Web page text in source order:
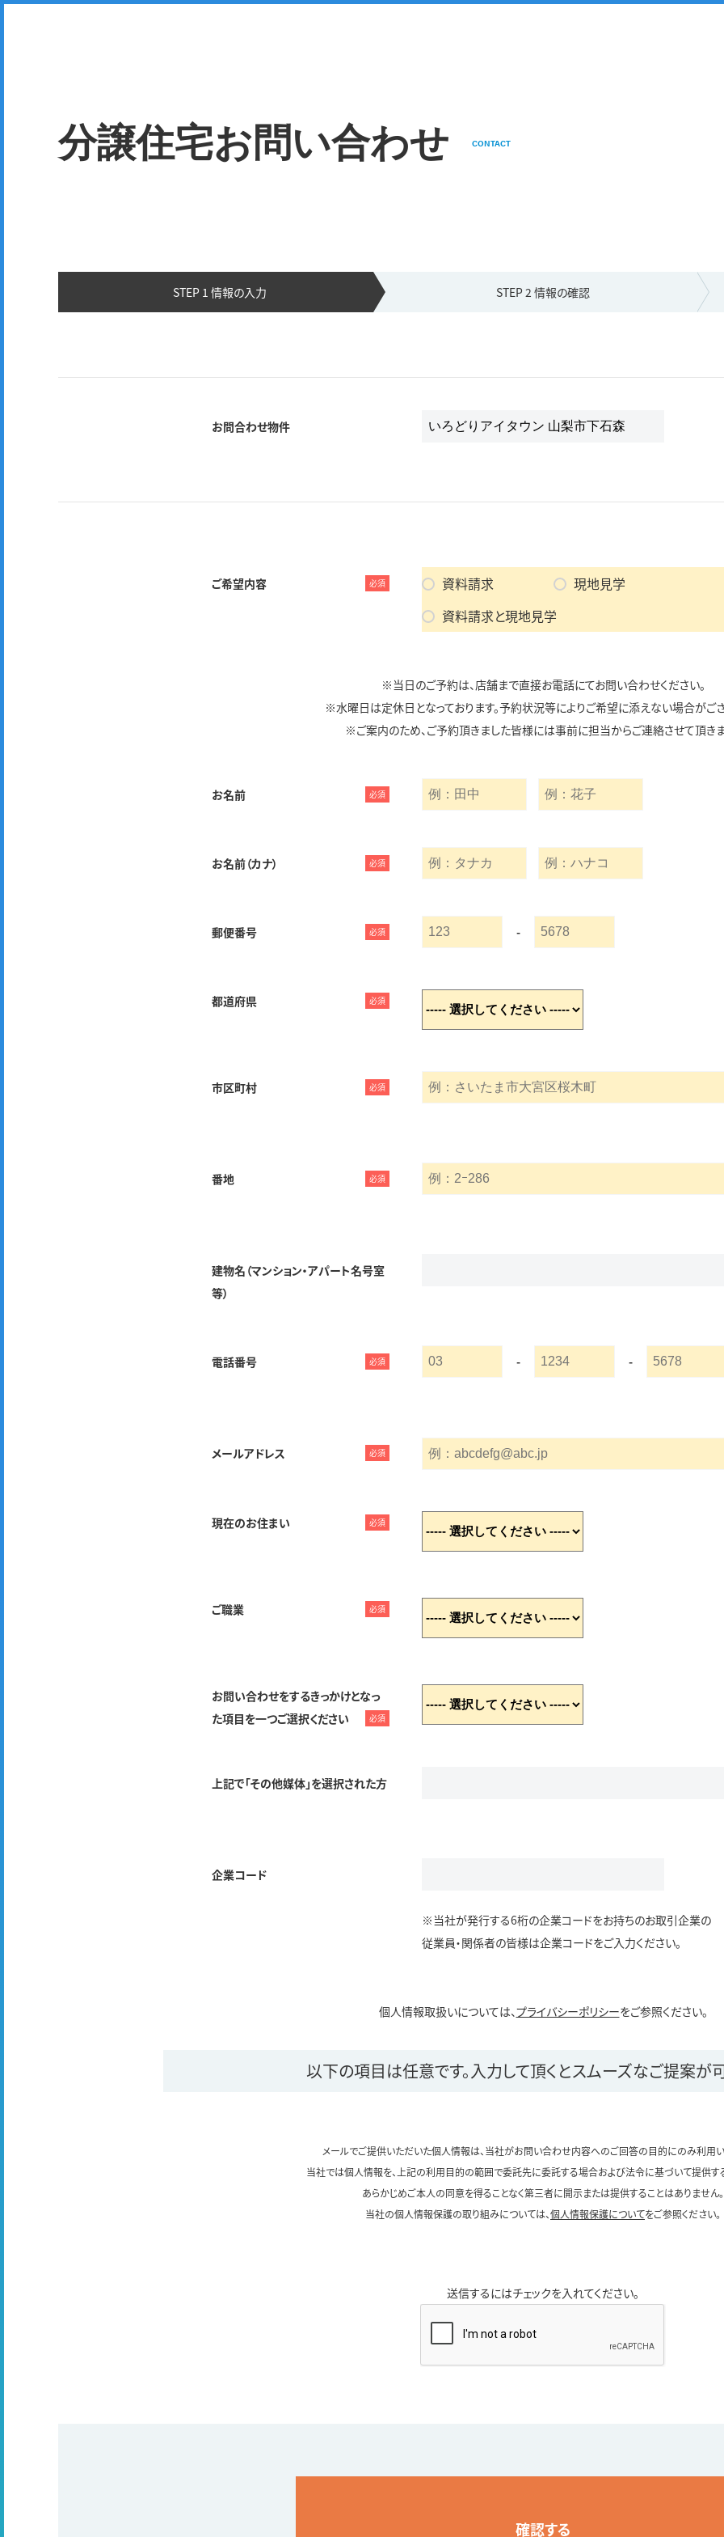
分譲住宅お問い合わせ CONTACT
STEP 1 情報の入力 STEP 2 情報の確認
お問合わせ物件
ご希望内容 必須 資料請求
現地見学
資料請求と現地見学
※当日のご予約は、店舗まで直接お電話にてお問い合わせください。
※水曜日は定休日となっております。予約状況等によりご希望に添えない場合がござ
※ご案内のため、ご予約頂きました皆様には事前に担当からご連絡させて頂きま
お名前 必須
お名前（カナ） 必須
郵便番号 必須 -
都道府県 必須
市区町村 必須
番地 必須
建物名（マンション・アパート名号室
等）
電話番号 必須 - -
メールアドレス 必須
現在のお住まい 必須
ご職業 必須
お問い合わせをするきっかけとなっ
た項目を一つご選択ください
必須
上記で「その他媒体」を選択された方
企業コード
※当社が発行する6桁の企業コードをお持ちのお取引企業の
従業員・関係者の皆様は企業コードをご入力ください。
個人情報取扱いについては、プライバシーポリシーをご参照ください。
以下の項目は任意です。入力して頂くとスムーズなご提案が
メールでご提供いただいた個人情報は、当社がお問い合わせ内容へのご回答の目的にのみ利用い
当社では個人情報を、上記の利用目的の範囲で委託先に委託する場合および法令に基づいて提供す
あらかじめご本人の同意を得ることなく第三者に開示または提供することはありません。
当社の個人情報保護の取り組みについては、個人情報保護についてをご参照ください。
送信するにはチェックを入れてください。
確認する